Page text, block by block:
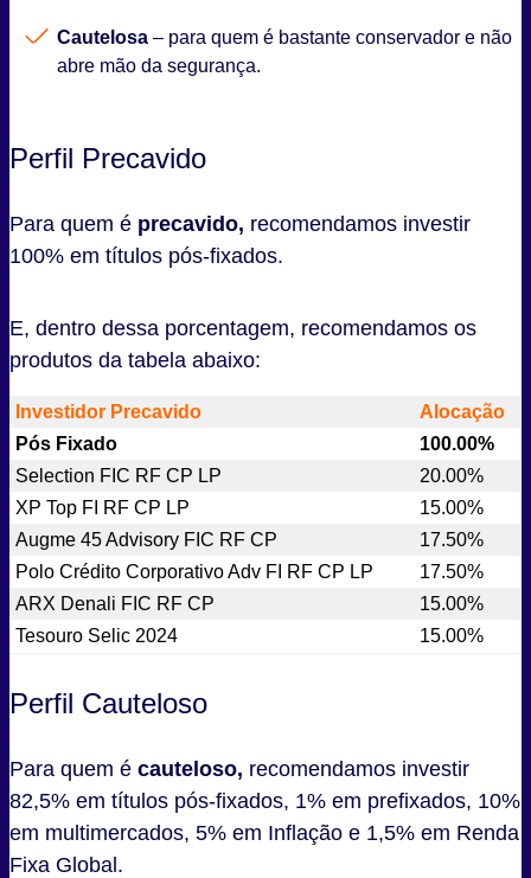
Cautelosa – para quem é bastante conservador e não
abre mão da segurança.
Perfil Precavido
Para quem é precavido, recomendamos investir
100% em títulos pós-fixados.
E, dentro dessa porcentagem, recomendamos os
produtos da tabela abaixo:
Investidor Precavido
Alocação
Pós Fixado
100.00%
Selection FIC RF CP LP
20.00%
XP Top FI RF CP LP
15.00%
Augme 45 Advisory FIC RF CP
17.50%
Polo Crédito Corporativo Adv FI RF CP LP
17.50%
ARX Denali FIC RF CP
15.00%
Tesouro Selic 2024
15.00%
Perfil Cauteloso
Para quem é cauteloso, recomendamos investir
82,5% em títulos pós-fixados, 1% em prefixados, 10%
em multimercados, 5% em Inflação e 1,5% em Renda
Fixa Global.